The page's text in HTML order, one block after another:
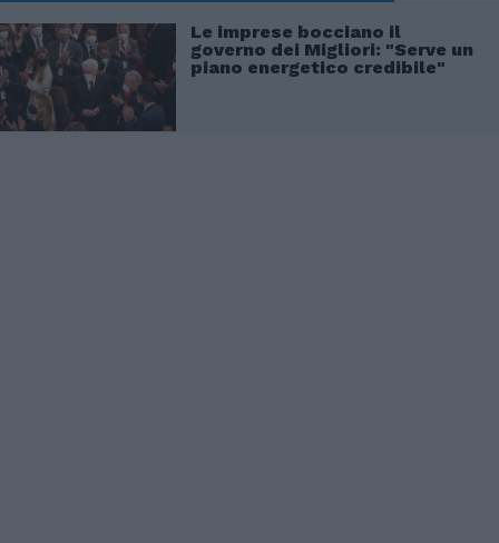
Le imprese bocciano il
governo dei Migliori: "Serve un
piano energetico credibile"